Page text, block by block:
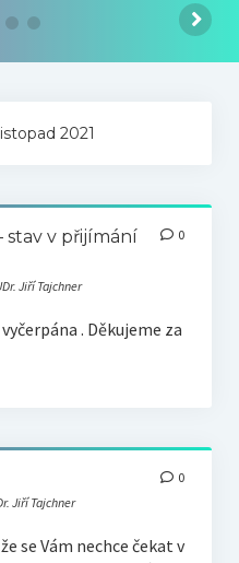
2021
stav v přijímání
Jiří Tajchner
0
. Děkujeme za
Jiří Tajchner
0
se Vám nechce čekat v